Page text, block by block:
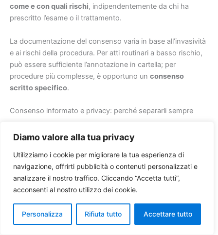
Diamo valore alla tua privacy
Utilizziamo i cookie per migliorare la tua esperienza di
navigazione, offrirti pubblicità o contenuti personalizzati e
analizzare il nostro traffico. Cliccando “Accetta tutti”,
acconsenti al nostro utilizzo dei cookie.
Personalizza Rifiuta tutto Accettare tutto
come e con quali rischi, indipendentemente da chi ha
prescritto l’esame o il trattamento.
La documentazione del consenso varia in base all’invasività
e ai rischi della procedura. Per atti routinari a basso rischio,
può essere sufficiente l’annotazione in cartella; per
procedure più complesse, è opportuno un consenso
scritto specifico.
Consenso informato e privacy: perché separarli sempre
Il consenso informato sanitario e il
rispondono a logiche diverse e
non possono essere
confusi né sovrapposti .
Il primo (consenso informato) autorizza il professionista
sanitario a eseguire l’atto di propria competenza –
trattamento, assistenza, riabilitazione, piano nutrizionale –
ed è fondato sui Codici Deontologici e sulla disciplina della
responsabilità professionale.